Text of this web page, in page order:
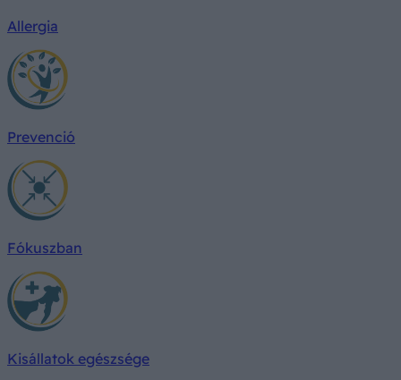
Allergia
Prevenció
Fókuszban
Kisállatok egészsége